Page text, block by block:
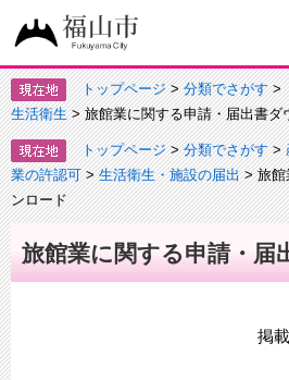
トップページ>分類でさがす>
生活衛生> 旅館業に関する申請・届出書ダ
トップページ>分類でさがす>
業の許認可>生活衛生・施設の届出> 旅館
ンロード
旅館業に関する申請・届
掲載